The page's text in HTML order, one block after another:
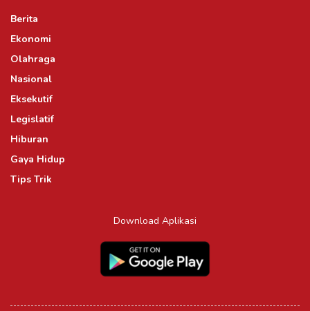
Berita
Ekonomi
Olahraga
Nasional
Eksekutif
Legislatif
Hiburan
Gaya Hidup
Tips Trik
Download Aplikasi